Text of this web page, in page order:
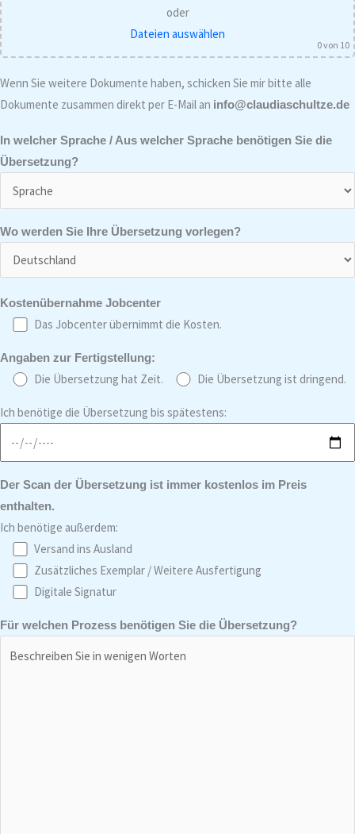
oder
Dateien auswählen
0von 10
Wenn Sie weitere Dokumente haben, schicken Sie mir bitte alle
Dokumente zusammen direkt per E-Mail an info@claudiaschultze.de
In welcher Sprache / Aus welcher Sprache benötigen Sie die
Übersetzung?
Wo werden Sie Ihre Übersetzung vorlegen?
Kostenübernahme Jobcenter
Das Jobcenter übernimmt die Kosten.
Angaben zur Fertigstellung:
Die Übersetzung hat Zeit. Die Übersetzung ist dringend.
Ich benötige die Übersetzung bis spätestens:
Der Scan der Übersetzung ist immer kostenlos im Preis
enthalten.
Ich benötige außerdem:
Versand ins Ausland
Zusätzliches Exemplar / Weitere Ausfertigung
Digitale Signatur
Für welchen Prozess benötigen Sie die Übersetzung?